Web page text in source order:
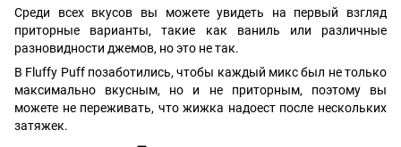
Среди всех вкусов вы можете увидеть на первый взгляд
приторные варианты, такие как ваниль или различные
разновидности джемов, но это не так.
В Fluffy Puff позаботились, чтобы каждый микс был не только
максимально вкусным, но и не приторным, поэтому вы
можете не переживать, что жижка надоест после нескольких
затяжек.